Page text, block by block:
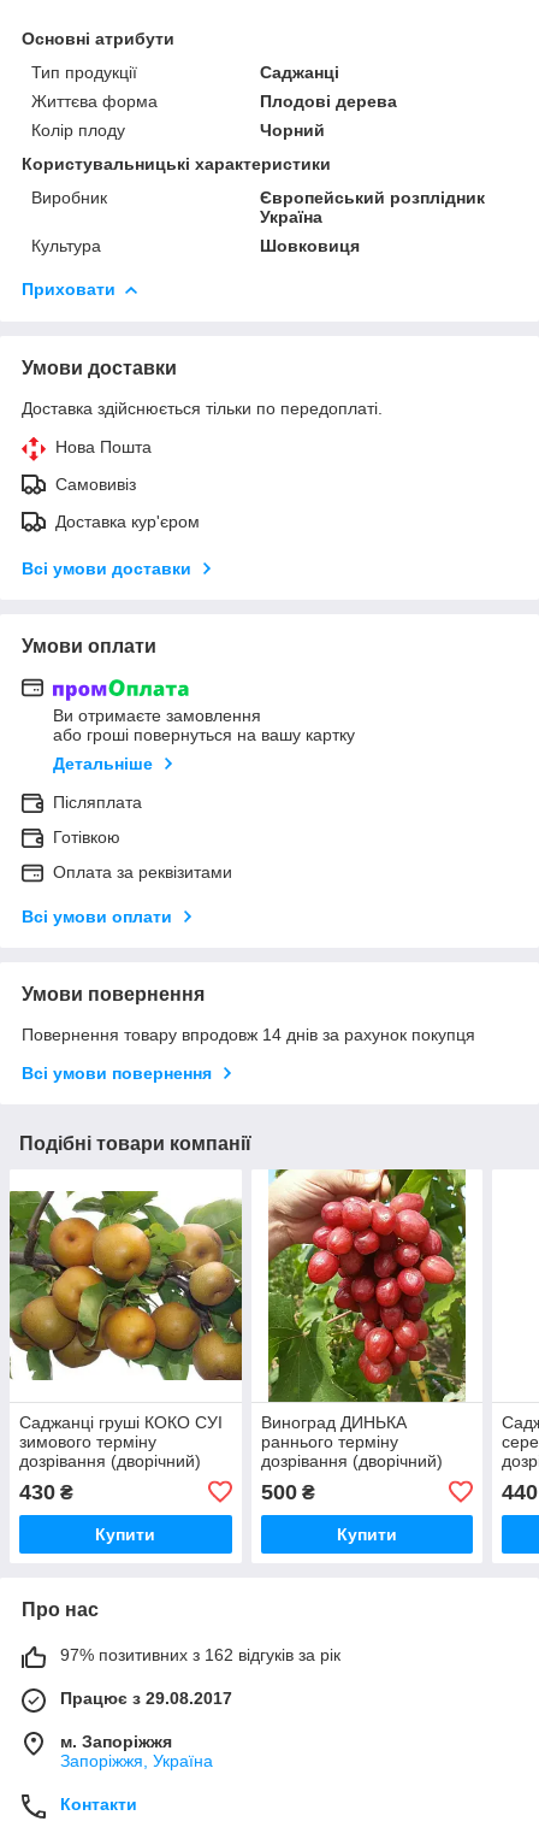
Основні атрибути
Тип продукції
Саджанці
Життєва форма
Плодові дерева
Колір плоду
Чорний
Користувальницькі характеристики
Виробник
Європейський розплідник
Україна
Культура
Шовковиця
Приховати
Умови доставки
Доставка здійснюється тільки по передоплаті.
Нова Пошта
Самовивіз
Доставка кур'єром
Всі умови доставки
Умови оплати
Ви отримаєте замовлення
або гроші повернуться на вашу картку
Детальніше
Післяплата
Готівкою
Оплата за реквізитами
Всі умови оплати
Умови повернення
Повернення товару впродовж 14 днів за рахунок покупця
Всі умови повернення
Подібні товари компанії
Саджанці груші КОКО СУІ
зимового терміну
дозрівання (дворічний)
430 ₴
Купити
Виноград ДИНЬКА
раннього терміну
дозрівання (дворічний)
500₴
Купити
440
Про нас
97% позитивних з 162 відгуків за рік
Працює з 29.08.2017
м. Запоріжжя
Запоріжжя, Україна
Контакти